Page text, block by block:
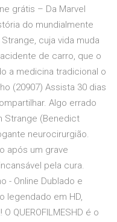
grátis – Da Marvel
do mundialmente
cuja vida muda
de carro, que o
a medicina tradicional o
(20907) Assista 30 dias
Algo errado
Strange (Benedict
neurocirurgião.
após um grave
pela cura.
- Online Dublado e
legendado em HD,
QUEROFILMESHD é o